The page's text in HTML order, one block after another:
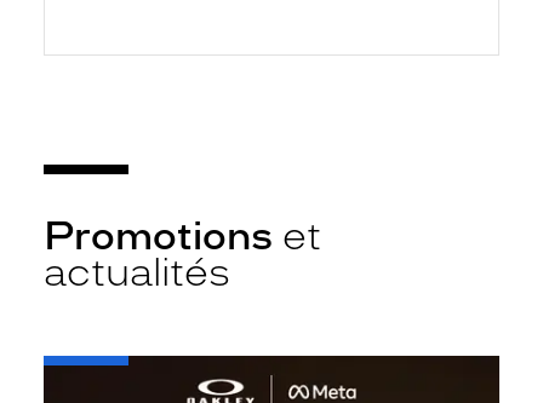
Promotions et
actualités
-